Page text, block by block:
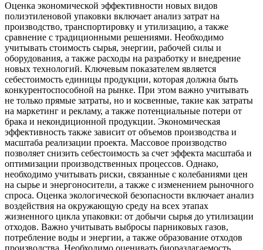
Оценка экономической эффективности новых видов
полиэтиленовой упаковки включает анализ затрат на
производство, транспортировку и утилизацию, а также
сравнение с традиционными решениями. Необходимо
учитывать стоимость сырья, энергии, рабочей силы и
оборудования, а также расходы на разработку и внедрение
новых технологий. Ключевым показателем является
себестоимость единицы продукции, которая должна быть
конкурентоспособной на рынке. При этом важно учитывать
не только прямые затраты, но и косвенные, такие как затраты
на маркетинг и рекламу, а также потенциальные потери от
брака и некондиционной продукции. Экономическая
эффективность также зависит от объемов производства и
масштаба реализации проекта. Массовое производство
позволяет снизить себестоимость за счет эффекта масштаба и
оптимизации производственных процессов. Однако,
необходимо учитывать риски, связанные с колебаниями цен
на сырье и энергоносители, а также с изменением рыночного
спроса. Оценка экологической безопасности включает анализ
воздействия на окружающую среду на всех этапах
жизненного цикла упаковки: от добычи сырья до утилизации
отходов. Важно учитывать выбросы парниковых газов,
потребление воды и энергии, а также образование отходов